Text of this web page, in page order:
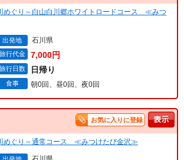
めぐり～白山白川郷ホワイトロードコース ≪みつ
出発地 石川県
旅行代金 7,000円
旅行日数 日帰り
食事 朝0回、昼0回、夜0回
お気に入りに登録
川めぐり～通常コース ≪みつけたび金沢≫